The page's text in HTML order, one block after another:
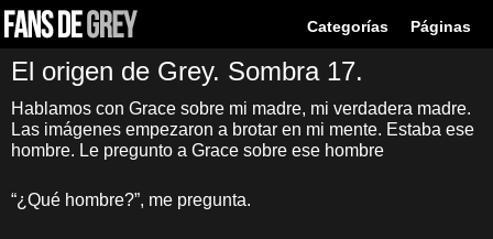
Categorías Páginas
El origen de Grey. Sombra 17.
Hablamos con Grace sobre mi madre, mi verdadera madre.
Las imágenes empezaron a brotar en mi mente. Estaba ese
hombre. Le pregunto a Grace sobre ese hombre
“¿Qué hombre?”, me pregunta.